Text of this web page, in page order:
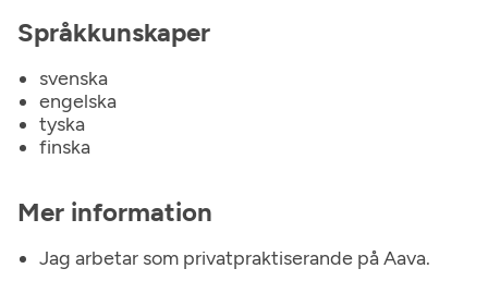
Språkkunskaper
svenska
engelska
tyska
finska
Mer information
Jag arbetar som privatpraktiserande på Aava.